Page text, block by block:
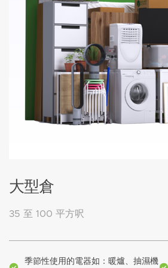
大型倉
35 至 100 平方呎
季節性使用的電器如：暖爐、抽濕機